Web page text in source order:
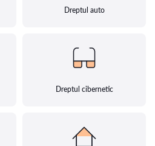
Dreptul auto
Dreptul cibernetic